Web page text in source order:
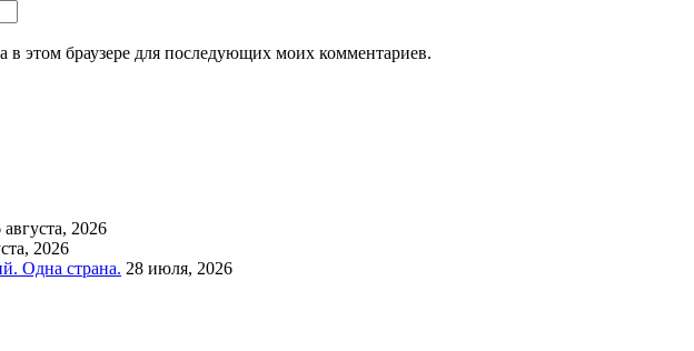
в этом браузере для последующих моих комментариев.
августа, 2026
2026
Одна страна. 28 июля, 2026